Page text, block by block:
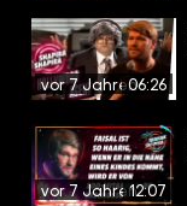
vor 7 Jahren06:26
vor 7 Jahren12:07